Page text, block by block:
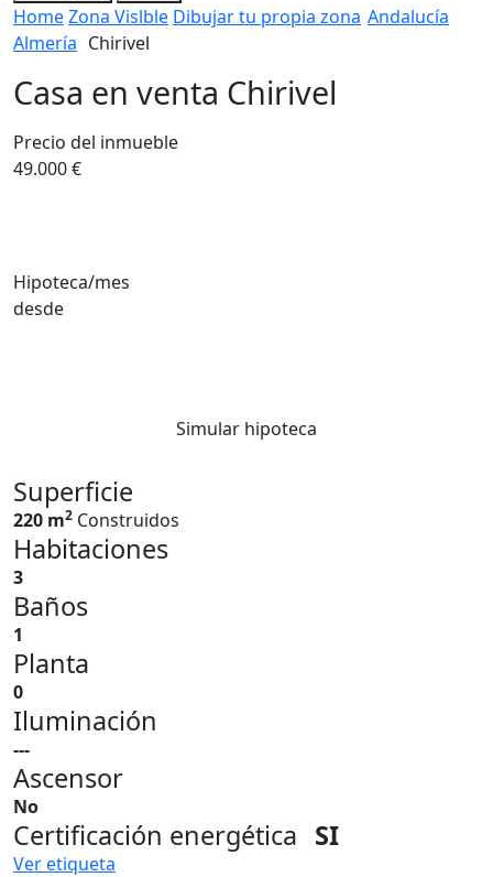
HomeZona Vislble Dibujar tu propia zona Andalucía
Almería Chirivel
Casa en venta Chirivel
Precio del inmueble
49.000 €
Hipoteca/mes
desde
Simular hipoteca
Superficie
220 m2 Construidos
Habitaciones
3
Baños
1
Planta
0
Iluminación
---
Ascensor
No
Certificación energética SI
Ver etiqueta